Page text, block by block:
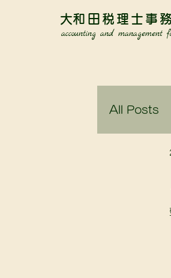
大和田税理士事
accounting and management
All Posts
関谷に